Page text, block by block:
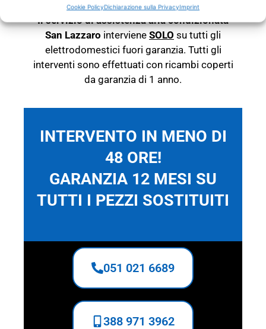
Cookie PolicyDichiarazione sulla PrivacyImprint
Il servizio di assistenza aria condizionata
San Lazzaro interviene SOLO su tutti gli
elettrodomestici fuori garanzia. Tutti gli
interventi sono effettuati con ricambi coperti
da garanzia di 1 anno.
INTERVENTO IN MENO DI
48 ORE!
GARANZIA 12 MESI SU
TUTTI I PEZZI SOSTITUITI
051 021 6689
388 971 3962